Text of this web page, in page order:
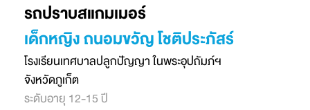
รถปราบสแกมเมอร์
เด็กหญิง ถนอมขวัญ โชติประภัสร์
โรงเรียนเทศบาลปลูกปัญญา ในพระอุปถัมภ์ฯ
จังหวัดภูเก็ต
ระดับอายุ 12-15 ปี